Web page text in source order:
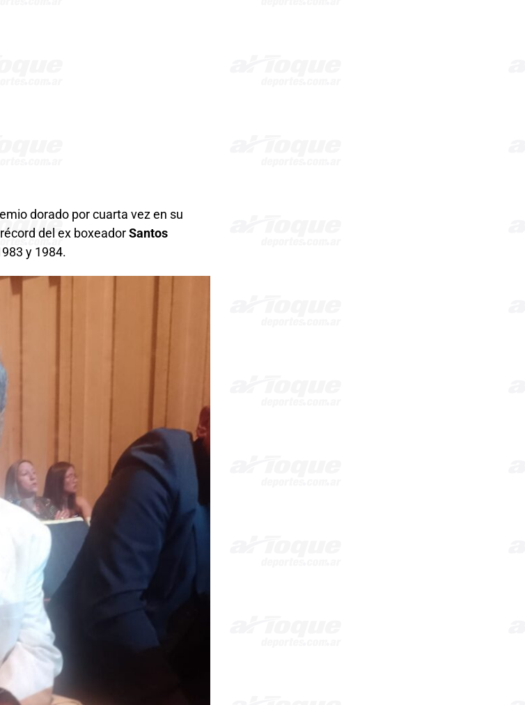
dorado por cuarta vez en su
del ex boxeadorSantos
y 1984.